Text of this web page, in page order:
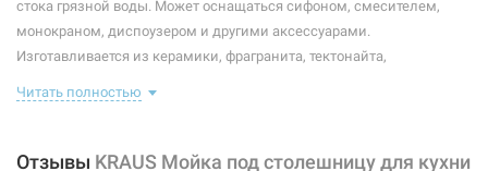
Форма:
стока грязной воды. Может оснащаться сифоном, смесителем,
монокраном, диспоузером и другими аксессуарами.
Изготавливается из керамики, фрагранита, тектонайта,
Комплектация данной модели: съемные сетки, сливные клапаны,
Читать полностью
Отзывы KRAUS Мойка под столешницу для кухни